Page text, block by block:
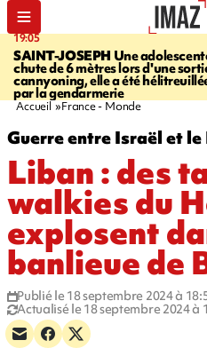
19:05
SAINT-JOSEPH Une
chute de 6 mètres lors d'une
cannyoning, elle a été
par la gendarmerie
Accueil France - Monde
Guerre entre Israël et le
Liban : des
walkies du
explosent
banlieue de
Publié le 18 septembre 2024 à
Actualisé le 18 septembre 2024 à